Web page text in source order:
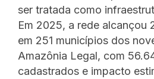
ser tratada como
Em 2025, a rede alcançou
em 251 municípios dos
Amazônia Legal, com
cadastrados e impacto